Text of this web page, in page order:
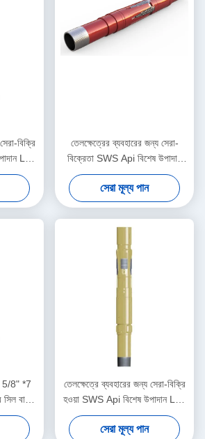
বিক্রি
L80
এখন স্টকে
তেলক্ষেত্রের ব্যবহারের জন্য সেরা-
বিক্রেতা SWS Api বিশেষ উপাদান
L80 BTC8 5/8"*7 5/8"লাইনার
হ্যাঙ্গার মেকানিক্যাল-সেট সহ এখন স্টকে
সেরা মূল্য পান
5/8" *7
বাকল
অফশোর
উপযুক্ত।
তেলক্ষেত্রে ব্যবহারের জন্য সেরা-বিক্রি
হওয়া SWS Api বিশেষ উপাদান L80
BTC13 3/8"*7 5/8" লাইনার
হ্যাঙ্গার মেকানিক্যাল-সেট সহ এখন স্টকে
সেরা মূল্য পান